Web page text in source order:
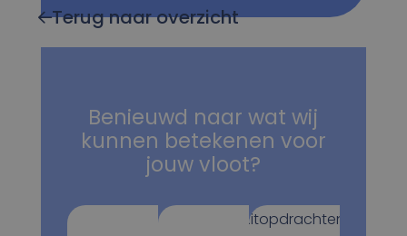
Terug naar overzicht
Benieuwd naar wat wij
kunnen betekenen voor
jouw vloot?
Ritopdrachten